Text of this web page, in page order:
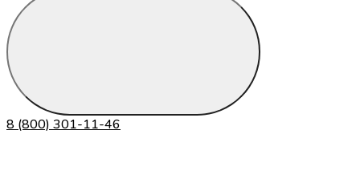
8 (800) 301-11-46